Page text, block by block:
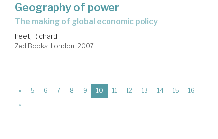
Geography of power
the making of global economic policy
Peet, Richard
Zed Books. London, 2007
« 5 6 7 8 9 10 (current)
11 12 13 14 15
16
»